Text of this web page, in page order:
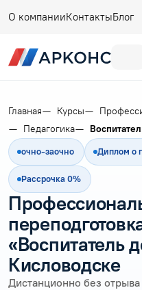
О компанииКонтактыБлог
Главная Курсы
Педагогика
очно-заочно Диплом о
Рассрочка 0%
«Воспитатель
Кисловодске
Дистанционно без отрыва